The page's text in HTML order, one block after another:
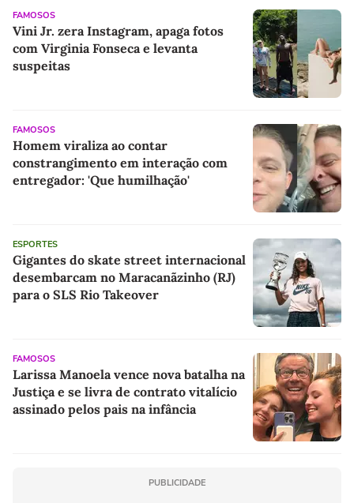
FAMOSOS
Vini Jr. zera Instagram, apaga fotos
com Virginia Fonseca e levanta
suspeitas
FAMOSOS
Homem viraliza ao contar
constrangimento em interação com
entregador: 'Que humilhação'
ESPORTES
Gigantes do skate street internacional
desembarcam no Maracanãzinho (RJ)
para o SLS Rio Takeover
FAMOSOS
Larissa Manoela vence nova batalha na
Justiça e se livra de contrato vitalício
assinado pelos pais na infância
PUBLICIDADE